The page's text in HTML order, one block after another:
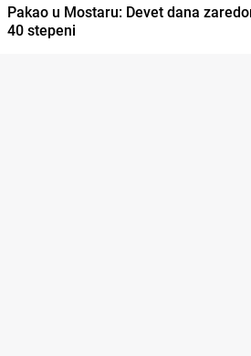
Pakao u Mostaru: Devet dana
40 stepeni